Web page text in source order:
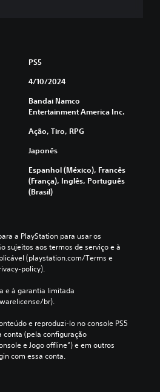
PS5
4/10/2024
Bandai Namco
Entertainment America Inc.
Ação, Tiro, RPG
Japonês
Espanhol (México), Francês
(França), Inglês, Português
(Brasil)
a PlayStation para usar os
sujeitos aos termos de serviço e à
(playstation.com/Terms e
policy).
e à garantia limitada
br).
e reproduzi-lo no console PS5
conta (pela configuração
e Jogo offline”) e em outros
com essa conta.